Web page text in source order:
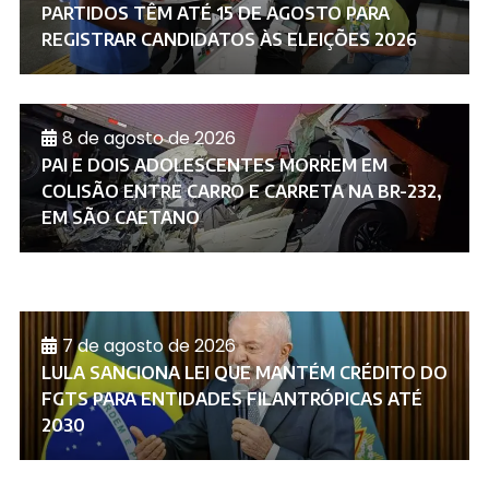
PARTIDOS TÊM ATÉ 15 DE AGOSTO PARA
REGISTRAR CANDIDATOS ÀS ELEIÇÕES 2026
8 de agosto de 2026
PAI E DOIS ADOLESCENTES MORREM EM
COLISÃO ENTRE CARRO E CARRETA NA BR-232,
EM SÃO CAETANO
7 de agosto de 2026
LULA SANCIONA LEI QUE MANTÉM CRÉDITO DO
FGTS PARA ENTIDADES FILANTRÓPICAS ATÉ
2030